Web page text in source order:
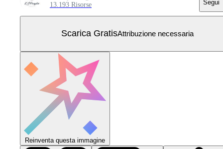
13.193 Risorse Segui
Scarica GratisAttribuzione necessaria
Reinventa questa immagine